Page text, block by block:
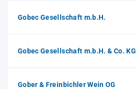
Gobec Gesellschaft m.b.H.
Gobec Gesellschaft m.b.H. & Co. KG
Gober & Freinbichler Wein OG